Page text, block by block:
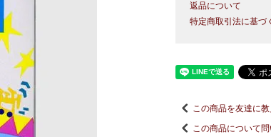
返品について
特定商取引法に基づ
この商品を友達に
この商品について